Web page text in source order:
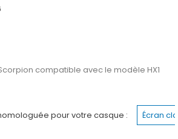
compatible avec le modèle HX1
pour votre casque : Écran